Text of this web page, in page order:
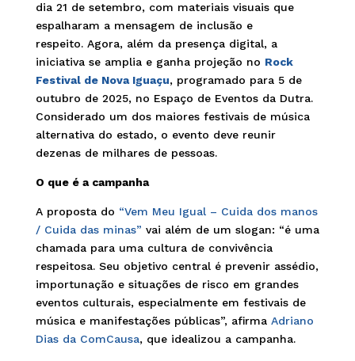
dia 21 de setembro, com materiais visuais que
espalharam a mensagem de inclusão e
respeito. Agora, além da presença digital, a
iniciativa se amplia e ganha projeção no Rock
Festival de Nova Iguaçu, programado para 5 de
outubro de 2025, no Espaço de Eventos da Dutra.
Considerado um dos maiores festivais de música
alternativa do estado, o evento deve reunir
dezenas de milhares de pessoas.
O que é a campanha
A proposta do “Vem Meu Igual – Cuida dos manos
/ Cuida das minas” vai além de um slogan: “é uma
chamada para uma cultura de convivência
respeitosa. Seu objetivo central é prevenir assédio,
importunação e situações de risco em grandes
eventos culturais, especialmente em festivais de
música e manifestações públicas”, afirma Adriano
Dias da ComCausa, que idealizou a campanha.